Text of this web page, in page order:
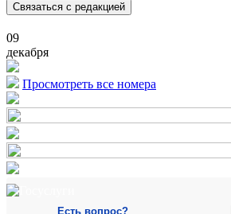
Связаться с редакцией
09
декабря
Просмотреть все номера
Есть вопрос?